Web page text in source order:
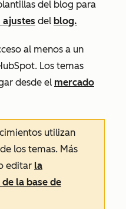
del blog para
ajustes del blog.
al menos a un
Los temas
desde el mercado
utilizan
los temas. Más
editar la
la base de